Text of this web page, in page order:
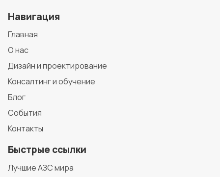
Навигация
Главная
О нас
Дизайн и проектирование
Консалтинг и обучение
Блог
События
Контакты
Быстрые ссылки
Лучшие АЗС мира